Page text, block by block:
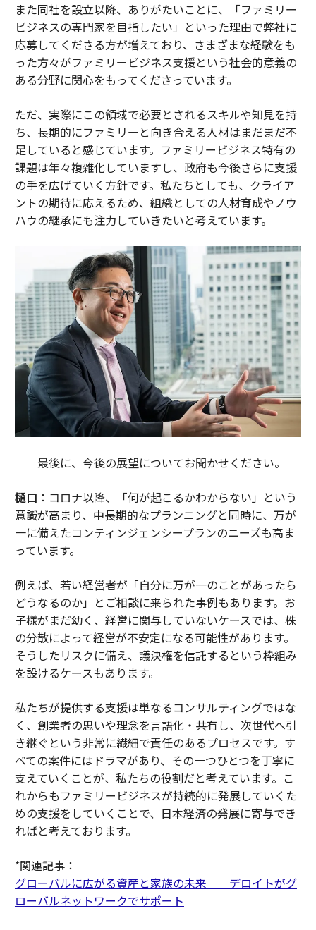
また同社を設立以降、ありがたいことに、「ファミリー
ビジネスの専門家を目指したい」といった理由で弊社に
応募してくださる方が増えており、さまざまな経験をも
った方々がファミリービジネス支援という社会的意義の
ある分野に関心をもってくださっています。
ただ、実際にこの領域で必要とされるスキルや知見を持
ち、長期的にファミリーと向き合える人材はまだまだ不
足していると感じています。ファミリービジネス特有の
課題は年々複雑化していますし、政府も今後さらに支援
の手を広げていく方針です。私たちとしても、クライア
ントの期待に応えるため、組織としての人材育成やノウ
ハウの継承にも注力していきたいと考えています。
──最後に、今後の展望についてお聞かせください。
樋口 ：コロナ以降、「何が起こるかわからない」という
意識が高まり、中長期的なプランニングと同時に、万が
一に備えたコンティンジェンシープランのニーズも高ま
っています。
例えば、若い経営者が「自分に万が一のことがあったら
どうなるのか」とご相談に来られた事例もあります。お
子様がまだ幼く、経営に関与していないケースでは、株
の分散によって経営が不安定になる可能性があります。
そうしたリスクに備え、議決権を信託するという枠組み
を設けるケースもあります。
私たちが提供する支援は単なるコンサルティングではな
く、創業者の思いや理念を言語化・共有し、次世代へ引
き継ぐという非常に繊細で責任のあるプロセスです。す
べての案件にはドラマがあり、その一つひとつを丁寧に
支えていくことが、私たちの役割だと考えています。こ
れからもファミリービジネスが持続的に発展していくた
めの支援をしていくことで、日本経済の発展に寄与でき
ればと考えております。
*関連記事：
グローバルに広がる資産と家族の未来──デロイトがグ
ローバルネットワークでサポート